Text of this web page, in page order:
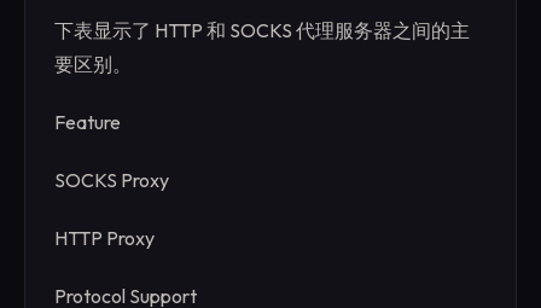
下表显示了 HTTP 和 SOCKS 代理服务器之间的主
要区别。
Feature
SOCKS Proxy
HTTP Proxy
Protocol Support